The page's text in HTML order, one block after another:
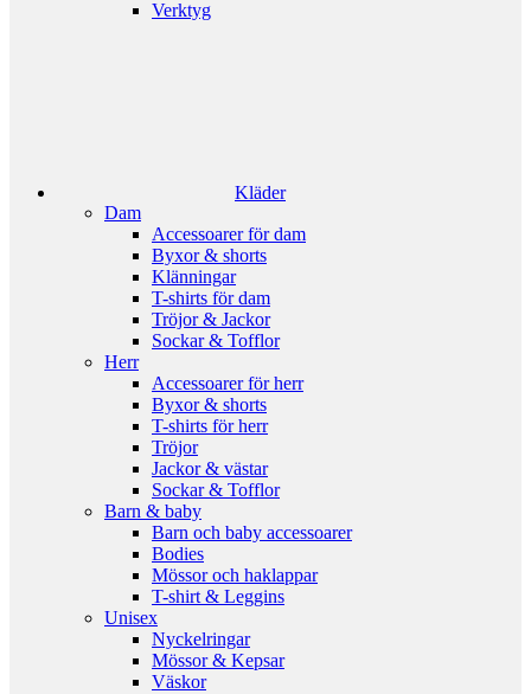
Verktyg
Kläder
Dam
Accessoarer för dam
Byxor & shorts
Klänningar
T-shirts för dam
Tröjor & Jackor
Sockar & Tofflor
Herr
Accessoarer för herr
Byxor & shorts
T-shirts för herr
Tröjor
Jackor & västar
Sockar & Tofflor
Barn & baby
Barn och baby accessoarer
Bodies
Mössor och haklappar
T-shirt & Leggins
Unisex
Nyckelringar
Mössor & Kepsar
Väskor